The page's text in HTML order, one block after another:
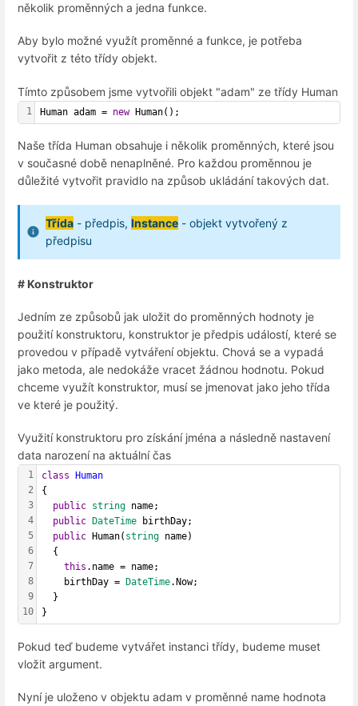
několik proměnných a jedna funkce.
Aby bylo možné využít proměnné a funkce, je potřeba
vytvořit z této třídy objekt.
Tímto způsobem jsme vytvořili objekt "adam" ze třídy Human
1 Human adam = new Human();
Naše třída Human obsahuje i několik proměnných, které jsou
v současné době nenaplněné. Pro každou proměnnou je
důležité vytvořit pravidlo na způsob ukládání takových dat.
Třída - předpis, Instance - objekt vytvořený z
předpisu
# Konstruktor
Jedním ze způsobů jak uložit do proměnných hodnoty je
použití konstruktoru, konstruktor je předpis událostí, které se
provedou v případě vytváření objektu. Chová se a vypadá
jako metoda, ale nedokáže vracet žádnou hodnotu. Pokud
chceme využít konstruktor, musí se jmenovat jako jeho třída
ve které je použitý.
Využití konstruktoru pro získání jména a následně nastavení
data narození na aktuální čas
1
2
3
4
5
6
7
8
9
10
class
Human
{
public string name;
public
DateTime birthDay;
public Human( string name)
  {
this .name = name;
    birthDay =
DateTime.Now;
  }
}
Pokud teď budeme vytvářet instanci třídy, budeme muset
vložit argument.
Nyní je uloženo v objektu adam v proměnné name hodnota